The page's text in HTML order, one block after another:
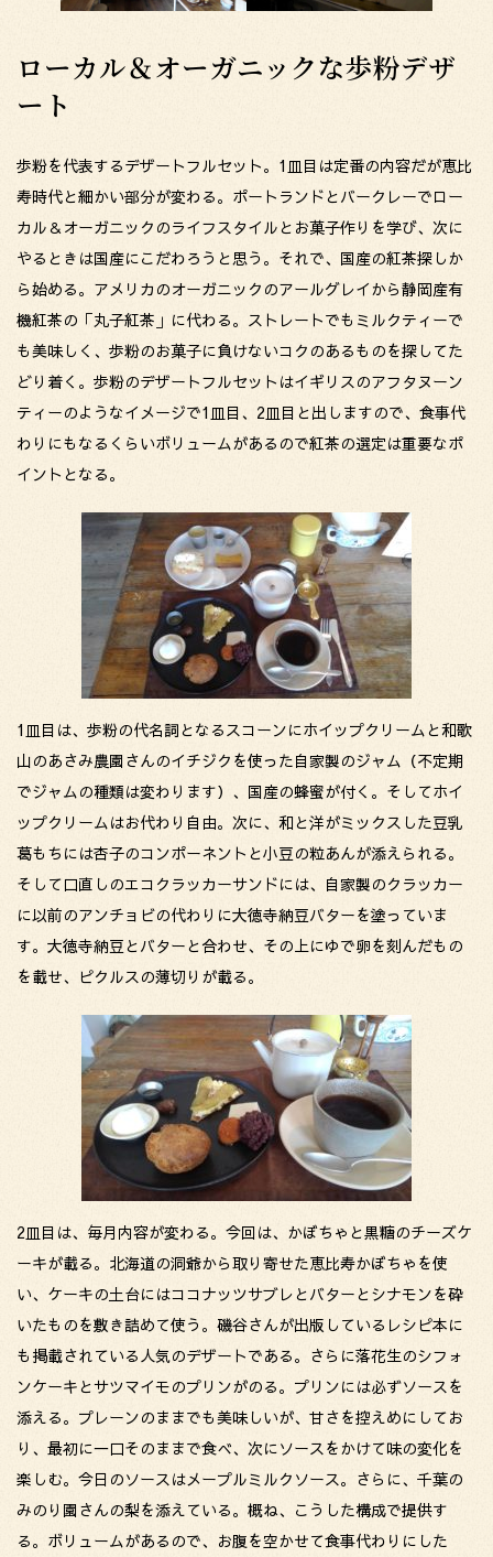
ローカル＆オーガニックな歩粉デザ
ート
歩粉を代表するデザートフルセット。1皿目は定番の内容だが恵比
寿時代と細かい部分が変わる。ポートランドとバークレーでロー
カル＆オーガニックのライフスタイルとお菓子作りを学び、次に
やるときは国産にこだわろうと思う。それで、国産の紅茶探しか
ら始める。アメリカのオーガニックのアールグレイから静岡産有
機紅茶の「丸子紅茶」に代わる。ストレートでもミルクティーで
も美味しく、歩粉のお菓子に負けないコクのあるものを探してた
どり着く。歩粉のデザートフルセットはイギリスのアフタヌーン
ティーのようなイメージで1皿目、2皿目と出しますので、食事代
わりにもなるくらいボリュームがあるので紅茶の選定は重要なポ
イントとなる。
1皿目は、歩粉の代名詞となるスコーンにホイップクリームと和歌
山のあさみ農園さんのイチジクを使った自家製のジャム（不定期
でジャムの種類は変わります）、国産の蜂蜜が付く。そしてホイ
ップクリームはお代わり自由。次に、和と洋がミックスした豆乳
葛もちには杏子のコンポーネントと小豆の粒あんが添えられる。
そして口直しのエコクラッカーサンドには、自家製のクラッカー
に以前のアンチョビの代わりに大徳寺納豆バターを塗っていま
す。大徳寺納豆とバターと合わせ、その上にゆで卵を刻んだもの
を載せ、ピクルスの薄切りが載る。
2皿目は、毎月内容が変わる。今回は、かぼちゃと黒糖のチーズケ
ーキが載る。北海道の洞爺から取り寄せた恵比寿かぼちゃを使
い、ケーキの土台にはココナッツサブレとバターとシナモンを砕
いたものを敷き詰めて使う。磯谷さんが出版しているレシピ本に
も掲載されている人気のデザートである。さらに落花生のシフォ
ンケーキとサツマイモのプリンがのる。プリンには必ずソースを
添える。プレーンのままでも美味しいが、甘さを控えめにしてお
り、最初に一口そのままで食べ、次にソースをかけて味の変化を
楽しむ。今日のソースはメープルミルクソース。さらに、千葉の
みのり園さんの梨を添えている。概ね、こうした構成で提供す
る。ボリュームがあるので、お腹を空かせて食事代わりにした